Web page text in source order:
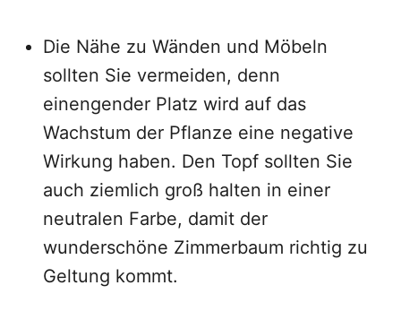
Die Nähe zu Wänden und Möbeln
sollten Sie vermeiden, denn
einengender Platz wird auf das
Wachstum der Pflanze eine negative
Wirkung haben. Den Topf sollten Sie
auch ziemlich groß halten in einer
neutralen Farbe, damit der
wunderschöne Zimmerbaum richtig zu
Geltung kommt.